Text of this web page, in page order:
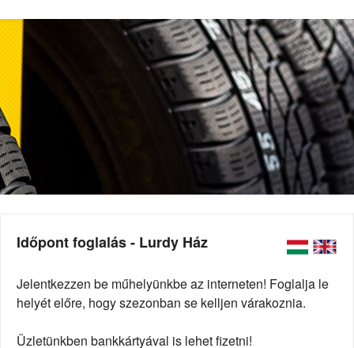
Időpont foglalás - Lurdy Ház
Jelentkezzen be műhelyünkbe az interneten! Foglalja le
helyét előre, hogy szezonban se kelljen várakoznia.
Üzletünkben bankkártyával is lehet fizetni!